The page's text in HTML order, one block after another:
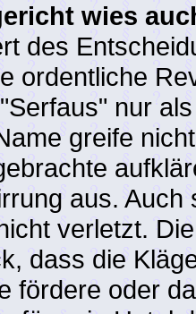
wies
des
ordentliche
nur
greife
aus.
verletzt.
dass die
fördere oder